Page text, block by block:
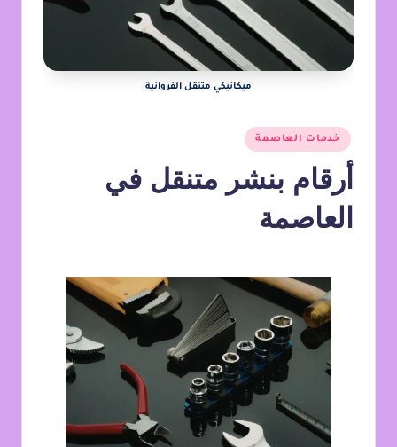
ميكانيكي متنقل الفروانية
خدمات العاصمة
أرقام بنشر متنقل في
العاصمة